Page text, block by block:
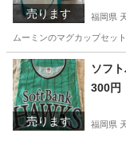
売ります 福岡県
ムーミンのマグカップセッ
福岡 福岡市 天神駅
売ります
ソフ
300円
福岡県